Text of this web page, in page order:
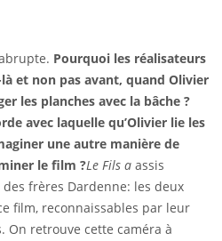
Pourquoi les réalisateurs
et non pas avant, quand Olivier
les planches avec la bâche ?
avec laquelle qu’Olivier lie les
une autre manière de
le film ?Le Fils a assis
frères Dardenne: les deux
film, reconnaissables par leur
On retrouve cette caméra à